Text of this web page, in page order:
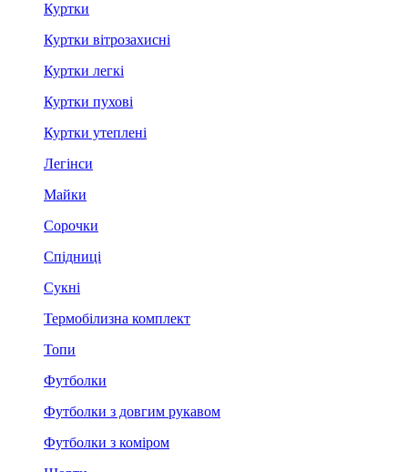
Куртки
Куртки вітрозахисні
Куртки легкі
Куртки пухові
Куртки утеплені
Легінси
Майки
Сорочки
Спідниці
Сукні
Термобілизна комплект
Топи
Футболки
Футболки з довгим рукавом
Футболки з коміром